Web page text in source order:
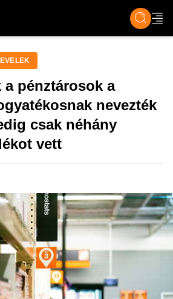
ÉLET TECH &
a pénztárosok a
nevezték
csak néhány
vett